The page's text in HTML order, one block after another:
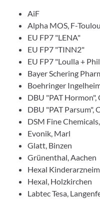
AiF
Alpha MOS, F-
EU FP7 "LENA"
EU FP7 "TINN2"
EU FP7 "Loulla +
Bayer Schering
Boehringer
DBU "PAT Hormon",
DBU "PAT Parsum",
DSM Fine
Evonik, Marl
Glatt, Binzen
Grünenthal, Aachen
Hexal
Hexal, Holzkirchen
Labtec Tesa,